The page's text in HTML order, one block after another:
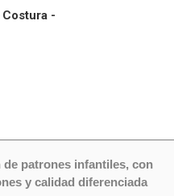
-
patrones infantiles, con
y calidad diferenciada